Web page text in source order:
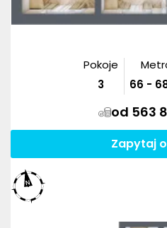
Pokoje
3
66 -
od 563
Zapytaj